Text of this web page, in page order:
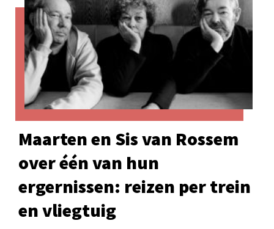
Maarten en Sis van Rossem
over één van hun
ergernissen: reizen per trein
en vliegtuig